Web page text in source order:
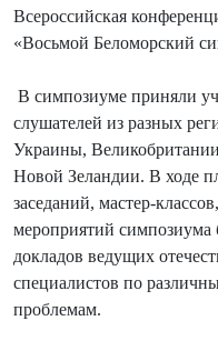
Всероссийская
«Восьмой Беломорский
В симпозиуме приняли
слушателей из разных
Украины,
Новой Зеландии. В ходе
заседаний, мастер-
мероприятий симпозиума
докладов ведущих
специалистов по
проблемам.